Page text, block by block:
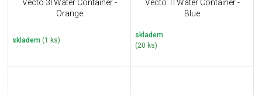
Vecto 3l Water Container -
Orange
skladem (1 ks)
Vecto 1l Water Container -
Blue
skladem
(20 ks)